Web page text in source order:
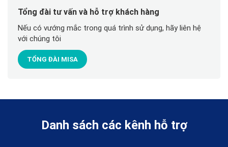
Tổng đài tư vấn và hỗ trợ khách hàng
Nếu có vướng mắc trong quá trình sử dụng, hãy liên hệ
với chúng tôi
TỔNG ĐÀI MISA
Danh sách các kênh hỗ trợ